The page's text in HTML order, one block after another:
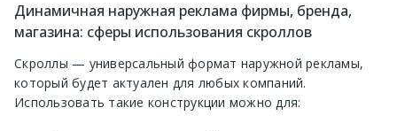
Динамичная наружная реклама фирмы, бренда,
магазина: сферы использования скроллов
Скроллы — универсальный формат наружной рекламы,
который будет актуален для любых компаний.
Использовать такие конструкции можно для: